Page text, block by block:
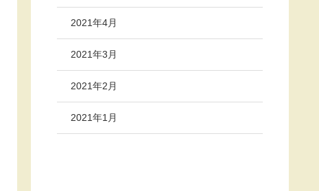
2021年4月
2021年3月
2021年2月
2021年1月